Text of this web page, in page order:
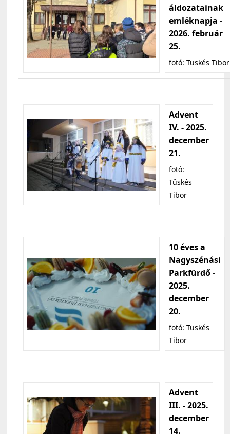
áldozatainak
emléknapja -
2026. február
25.
fotó: Tüskés Tibor
Advent
IV. - 2025.
december
21.
fotó:
Tüskés
Tibor
10 éves a
Nagyszénási
Parkfürdő -
2025.
december
20.
fotó: Tüskés
Tibor
Advent
III. - 2025.
december
14.